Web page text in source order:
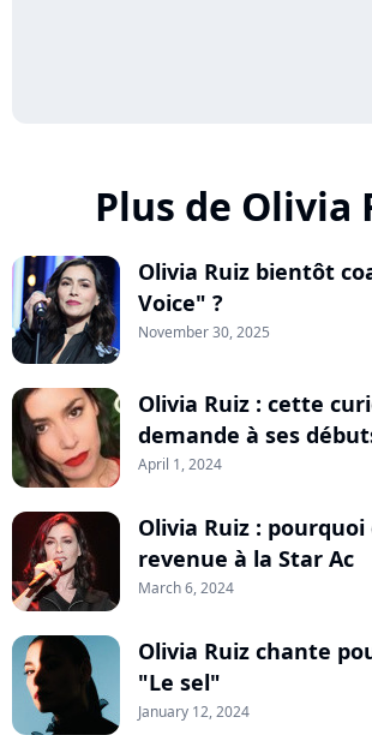
Plus de Olivia
Olivia Ruiz bientôt
Voice" ?
November 30, 2025
Olivia Ruiz : cette
demande à ses
April 1, 2024
Olivia Ruiz :
revenue à la Star Ac
March 6, 2024
Olivia Ruiz chante
"Le sel"
January 12, 2024